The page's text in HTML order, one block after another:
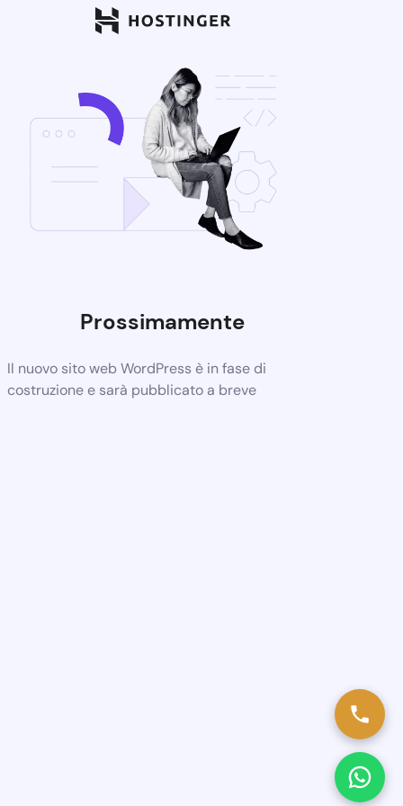
Prossimamente
Il nuovo sito web WordPress è in fase di
costruzione e sarà pubblicato a breve